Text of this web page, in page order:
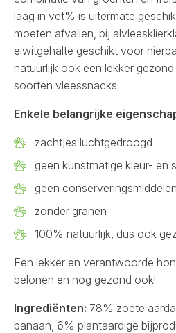
laag in vet% is uitermate
moeten afvallen, bij
eiwitgehalte geschikt voor
natuurlijk ook een lekker
soorten vleessnacks.
Enkele belangrijke
zachtjes luchtgedroogd
geen kunstmatige kleur- en
geen conserveringsmiddelen
zonder granen
100% natuurlijk, dus ook
Een lekker en verantwoorde
belonen en nog gezond ook!
Ingrediënten: 78% zoete
banaan, 6% plantaardige